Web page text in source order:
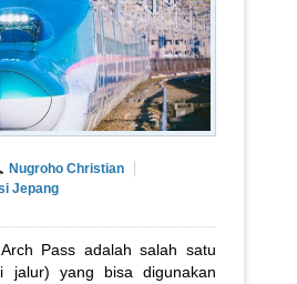
Nugroho Christian
Jepang
Pass adalah salah satu
jalur) yang bisa digunakan